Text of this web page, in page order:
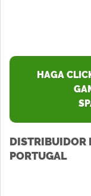
HAGA
DISTRIBUIDOR
PORTUGAL